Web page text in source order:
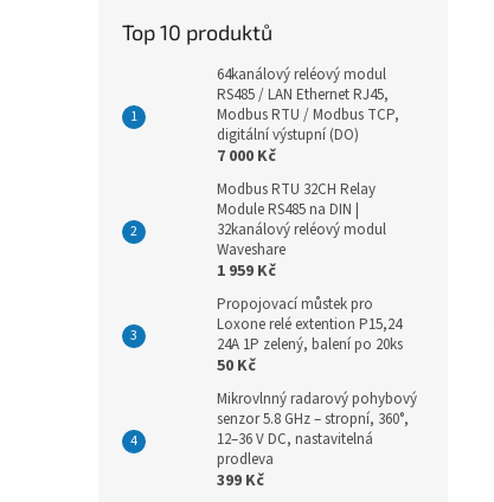
Top 10 produktů
64kanálový reléový modul
RS485 / LAN Ethernet RJ45,
Modbus RTU / Modbus TCP,
digitální výstupní (DO)
7 000 Kč
Modbus RTU 32CH Relay
Module RS485 na DIN |
32kanálový reléový modul
Waveshare
1 959 Kč
Propojovací můstek pro
Loxone relé extention P15,24
24A 1P zelený, balení po 20ks
50 Kč
Mikrovlnný radarový pohybový
senzor 5.8 GHz – stropní, 360°,
12–36 V DC, nastavitelná
prodleva
399 Kč